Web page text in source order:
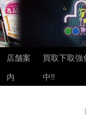
店舗案
内
買取下取強
中!!